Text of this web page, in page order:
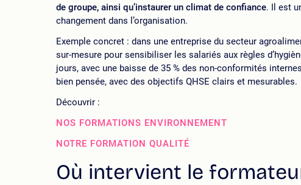
de groupe, ainsi qu’instaurer un climat de confiance. Il est
changement dans l’organisation.
Exemple concret : dans une entreprise du secteur
sur-mesure pour sensibiliser les salariés aux règles
jours, avec une baisse de 35 % des non-conformités
bien pensée, avec des objectifs QHSE clairs et mesurables.
Découvrir :
NOS FORMATIONS ENVIRONNEMENT
NOTRE FORMATION QUALITÉ
Où intervient le